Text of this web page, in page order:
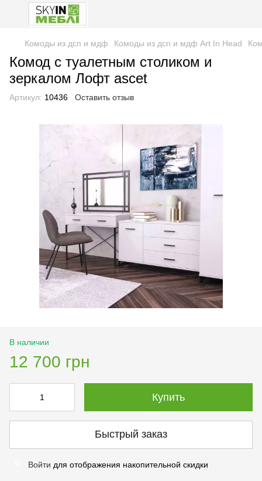
Комоды из дсп и мдф Комоды из дсп и мдф Art In Head
Комод с туалетным столиком и
зеркалом Лофт ascet
Артикул: 10436 Оставить отзыв
В наличии
12 700 грн
Купить
Быстрый заказ
Войти для отображения накопительной скидки